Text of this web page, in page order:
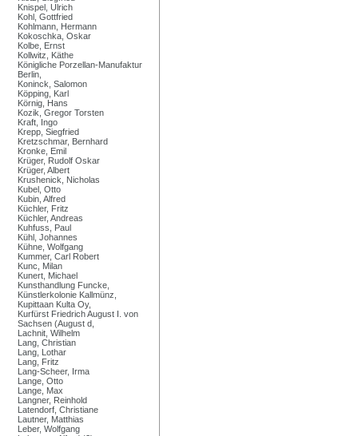
Knispel, Ulrich
Kohl, Gottfried
Kohlmann, Hermann
Kokoschka, Oskar
Kolbe, Ernst
Kollwitz, Käthe
Königliche Porzellan-Manufaktur
Berlin,
Koninck, Salomon
Köpping, Karl
Körnig, Hans
Kozik, Gregor Torsten
Kraft, Ingo
Krepp, Siegfried
Kretzschmar, Bernhard
Kronke, Emil
Krüger, Rudolf Oskar
Krüger, Albert
Krushenick, Nicholas
Kubel, Otto
Kubin, Alfred
Küchler, Fritz
Küchler, Andreas
Kuhfuss, Paul
Kühl, Johannes
Kühne, Wolfgang
Kummer, Carl Robert
Kunc, Milan
Kunert, Michael
Kunsthandlung Funcke,
Künstlerkolonie Kallmünz,
Kupittaan Kulta Oy,
Kurfürst Friedrich August I. von
Sachsen (August d,
Lachnit, Wilhelm
Lang, Christian
Lang, Lothar
Lang, Fritz
Lang-Scheer, Irma
Lange, Otto
Lange, Max
Langner, Reinhold
Latendorf, Christiane
Lautner, Matthias
Leber, Wolfgang